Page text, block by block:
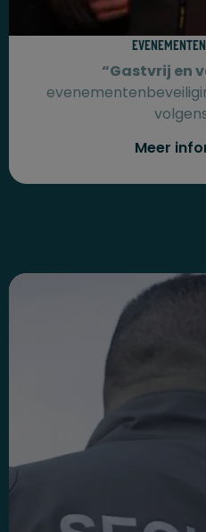
“Gastvrij en
Meer